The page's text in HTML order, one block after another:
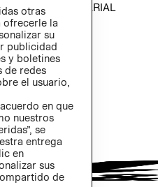
EMPRESARIAL
otras
ofrecerle la
su
publicidad
y boletines
de redes
el usuario,
en que
nuestros
se
entrega
en
sus
de